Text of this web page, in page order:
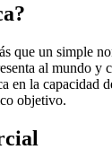
que un simple
al mundo y
en la capacidad
objetivo.